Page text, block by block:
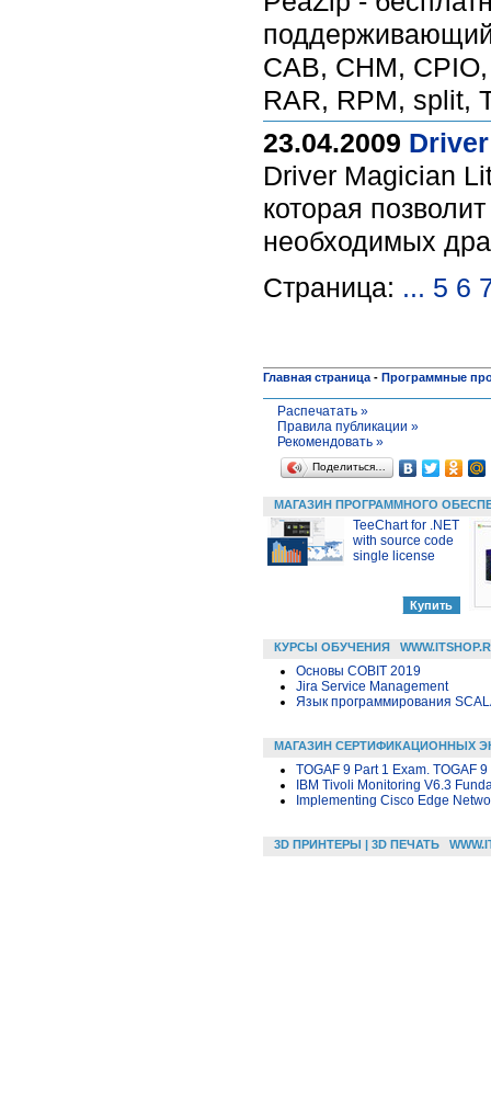
CAB, CHM,
RAR, RPM, split,
23.04.2009
Driver Magician
которая
необходимых
Страница: ... 5 6
Главная страница - Программные
Распечатать »
Правила публикации »
Рекомендовать »
Поделиться…
МАГАЗИН ПРОГРАММНОГО
TeeChart for .NET
with source code
single license
КУРСЫ ОБУЧЕНИЯ
Основы COBIT 2019
Jira Service Management
Язык программирования
МАГАЗИН СЕРТИФИКАЦИОННЫХ
TOGAF 9 Part 1 Exam. TOGAF
IBM Tivoli Monitoring V6.3
Implementing Cisco Edge
3D ПРИНТЕРЫ | 3D ПЕЧАТЬ